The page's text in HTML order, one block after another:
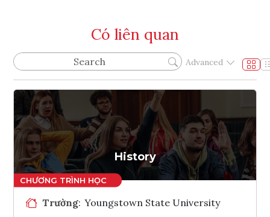
Có liên quan
Advanced
History
Trường: Youngstown State University